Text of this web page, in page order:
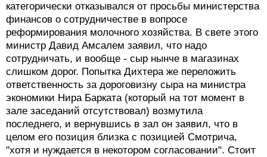
категорически отказывался от просьбы министерства
финансов о сотрудничестве в вопросе
реформирования молочного хозяйства. В свете этого
министр Давид Амсалем заявил, что надо
сотрудничать, и вообще - сыр нынче в магазинах
слишком дорог. Попытка Дихтера же переложить
ответственность за дороговизну сыра на министра
экономики Нира Барката (который на тот момент в
зале заседаний отсутствовал) возмутила
последнего, и вернувшись в зал он заявил, что в
целом его позиция близка с позицией Смотрича,
"хотя и нуждается в некотором согласовании". Стоит